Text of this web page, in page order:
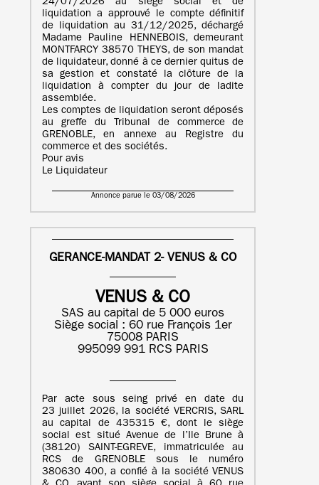
24/07/2026 au siège social et de
liquidation a approuvé le compte définitif
de liquidation au 31/12/2025, déchargé
Madame Pauline HENNEBOIS, demeurant
MONTFARCY 38570 THEYS, de son mandat
de liquidateur, donné à ce dernier quitus de
sa gestion et constaté la clôture de la
liquidation à compter du jour de ladite
assemblée.
Les comptes de liquidation seront déposés
au greffe du Tribunal de commerce de
GRENOBLE, en annexe au Registre du
commerce et des sociétés.
Pour avis
Le Liquidateur
Annonce parue le 03/08/2026
GERANCE-MANDAT 2- VENUS & CO
VENUS & CO
SAS au capital de 5 000 euros
Siège social : 60 rue François 1er
75008 PARIS
995099 991 RCS PARIS
Par acte sous seing privé en date du
23 juillet 2026, la société VERCRIS, SARL
au capital de 435315 €, dont le siège
social est situé Avenue de l’Ile Brune à
(38120) SAINT-EGREVE, immatriculée au
RCS de GRENOBLE sous le numéro
380630 400, a confié à la société VENUS